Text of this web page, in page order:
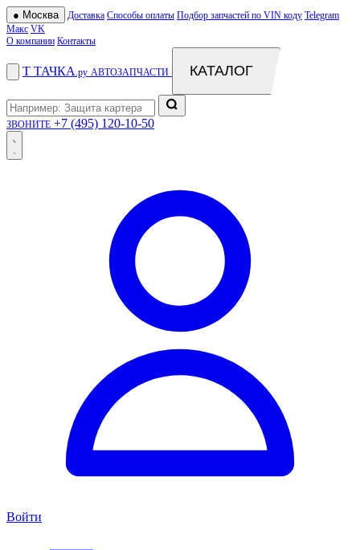
● Москва Доставка Способы оплаты Подбор запчастей по VIN коду Telegram
Макс VK
О компании Контакты
Т ТАЧКА .ру АВТОЗАПЧАСТИ КАТАЛОГ
ЗВОНИТЕ +7 (495) 120-10-50
Войти